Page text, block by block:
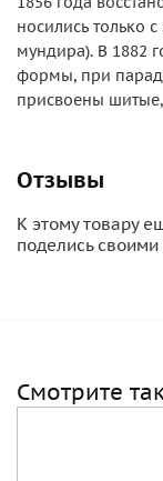
носились только
мундира). В 1882
формы, при
присвоены
Отзывы
К этому товару
поделись
Смотрите